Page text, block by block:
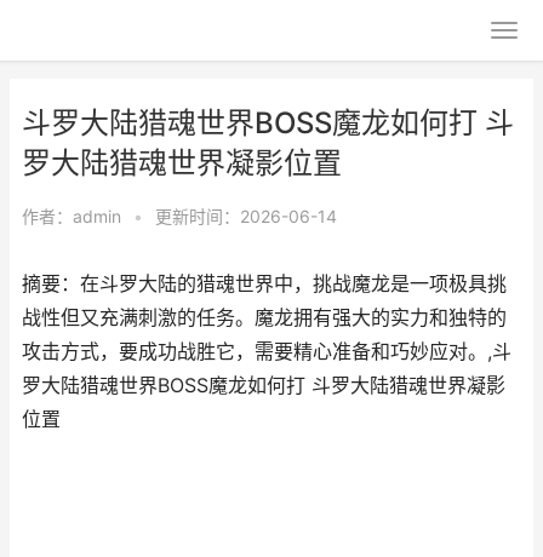
斗罗大陆猎魂世界BOSS魔龙如何打 斗
罗大陆猎魂世界凝影位置
作者： admin • 更新时间：2026-06-14
摘要：在斗罗大陆的猎魂世界中，挑战魔龙是一项极具挑
战性但又充满刺激的任务。魔龙拥有强大的实力和独特的
攻击方式，要成功战胜它，需要精心准备和巧妙应对。,斗
罗大陆猎魂世界BOSS魔龙如何打 斗罗大陆猎魂世界凝影
位置